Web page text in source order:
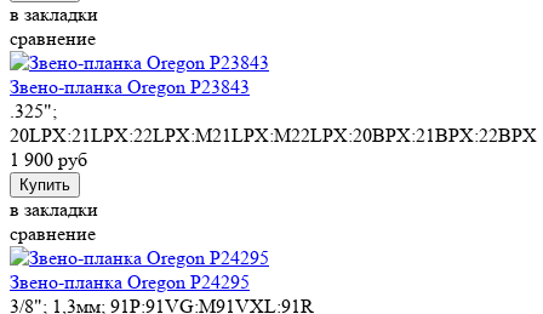
в закладки
сравнение
Звено-планка Oregon P23843
.325";
20LPX:21LPX:22LPX:M21LPX:M22LPX:20BPX:21BPX:22BPX
1 900 руб
Купить
в закладки
сравнение
Звено-планка Oregon P24295
3/8"; 1,3мм; 91P:91VG:M91VXL:91R